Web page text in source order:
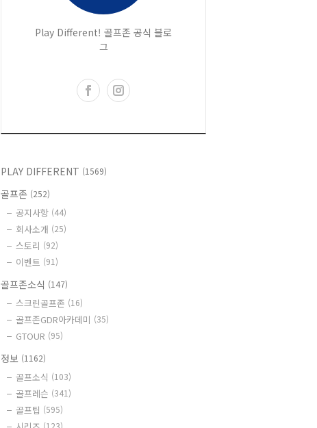
Play Different! 골프존 공식 블로
그
PLAY DIFFERENT (1569)
골프존 (252)
공지사항 (44)
회사소개 (25)
스토리 (92)
이벤트 (91)
골프존소식 (147)
스크린골프존 (16)
골프존GDR아카데미 (35)
GTOUR (95)
정보 (1162)
골프소식 (103)
골프레슨 (341)
골프팁 (595)
(123)